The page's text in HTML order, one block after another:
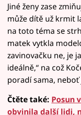
Jiné ženy zase
může dítě už krmit
na toto téma se
matek vytkla
zavinovačku ne, je
ideálně,“ na což
poradí sama,
Čtěte také: Posun
obvinila další lidi,